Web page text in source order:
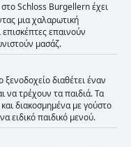
Schloss Burgellern έχει
μια χαλαρωτική
επαινούν
μασάζ.
ξενοδοχείο διαθέτει έναν
να τρέχουν τα παιδιά. Τα
διακοσμημένα με γούστο
ειδικό παιδικό μενού.